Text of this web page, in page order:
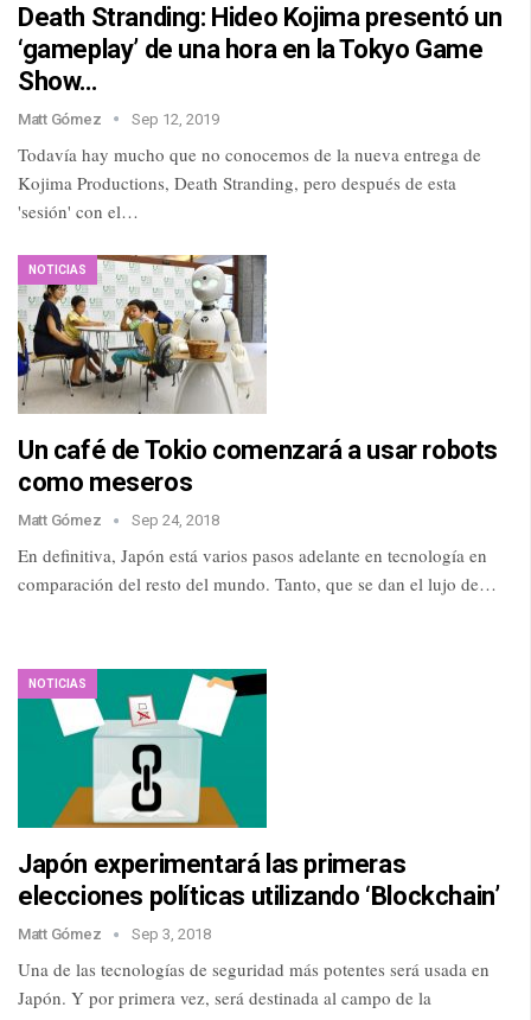
Death Stranding: Hideo Kojima presentó un
‘gameplay’ de una hora en la Tokyo Game
Show…
Matt Gómez Sep 12, 2019
Todavía hay mucho que no conocemos de la nueva entrega de
Kojima Productions, Death Stranding, pero después de esta
'sesión' con el…
NOTICIAS
Un café de Tokio comenzará a usar robots
como meseros
Matt Gómez Sep 24, 2018
En definitiva, Japón está varios pasos adelante en tecnología en
comparación del resto del mundo. Tanto, que se dan el lujo de…
NOTICIAS
Japón experimentará las primeras
elecciones políticas utilizando ‘Blockchain’
Matt Gómez Sep 3, 2018
Una de las tecnologías de seguridad más potentes será usada en
Japón. Y por primera vez, será destinada al campo de la